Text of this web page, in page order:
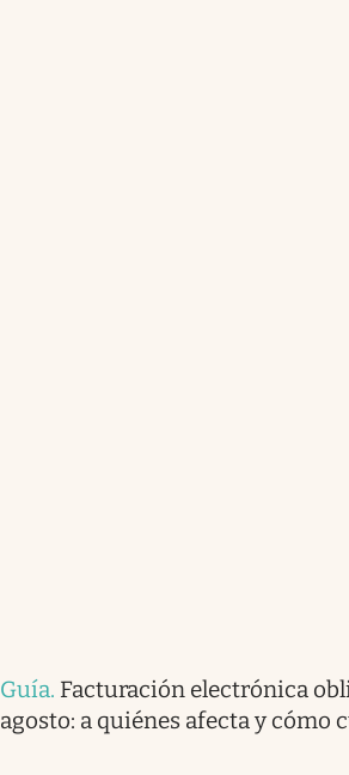
Guía. Facturación electrónica
agosto: a quiénes afecta y cómo